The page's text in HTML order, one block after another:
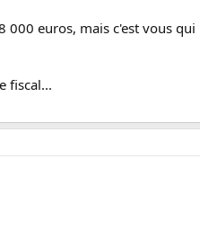
euros, mais c'est vous
fiscal...